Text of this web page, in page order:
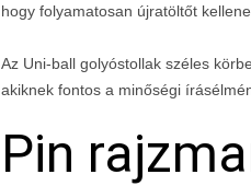
hogy folyamatosan újratöltőt
Az Uni-ball golyóstollak széles
akiknek fontos a minőségi
Pin